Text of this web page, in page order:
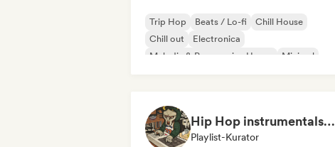
Trip Hop Beats / Lo-fi
Chill House
Chill out
Electronica
Melodic & Progressive House
Minimal
Hip Hop instrumentals - Underground boombap & Lo Fi Hip Hop (by Snaap)
Playlist-Kurator